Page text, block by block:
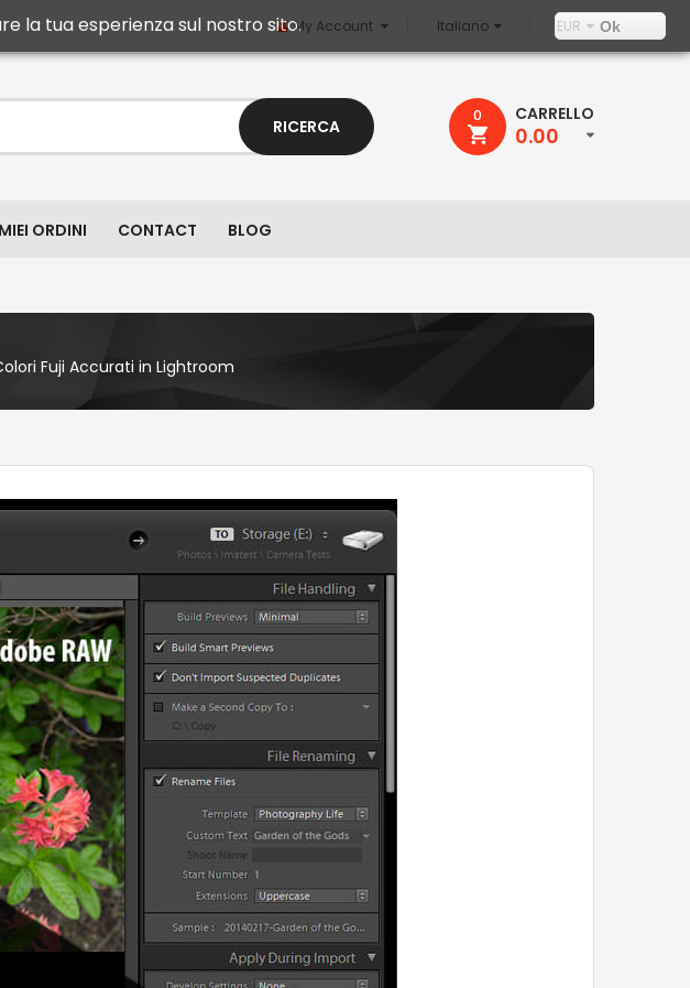
My Account EUR
Italiano
RICERCA
0 CARRELLO
0.00
MIEI ORDINI CONTACT BLOG
Fuji Accurati in Lightroom
la tua esperienza sul nostro sito. Ok